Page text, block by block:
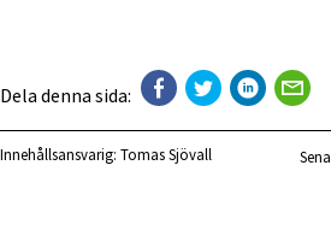
Dela denna sida:
Innehållsansvarig: Tomas Sjövall